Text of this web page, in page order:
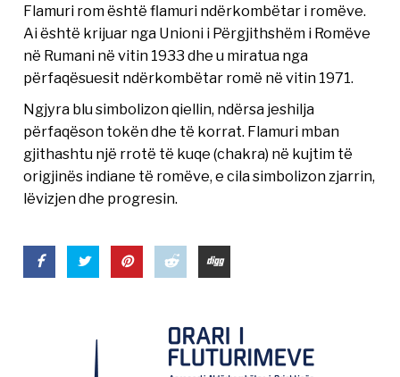
Flamuri rom është flamuri ndërkombëtar i romëve.
Ai është krijuar nga Unioni i Përgjithshëm i Romëve
në Rumani në vitin 1933 dhe u miratua nga
përfaqësuesit ndërkombëtar romë në vitin 1971.
Ngjyra blu simbolizon qiellin, ndërsa jeshilja
përfaqëson tokën dhe të korrat. Flamuri mban
gjithashtu një rrotë të kuqe (chakra) në kujtim të
origjinës indiane të romëve, e cila simbolizon zjarrin,
lëvizjen dhe progresin.